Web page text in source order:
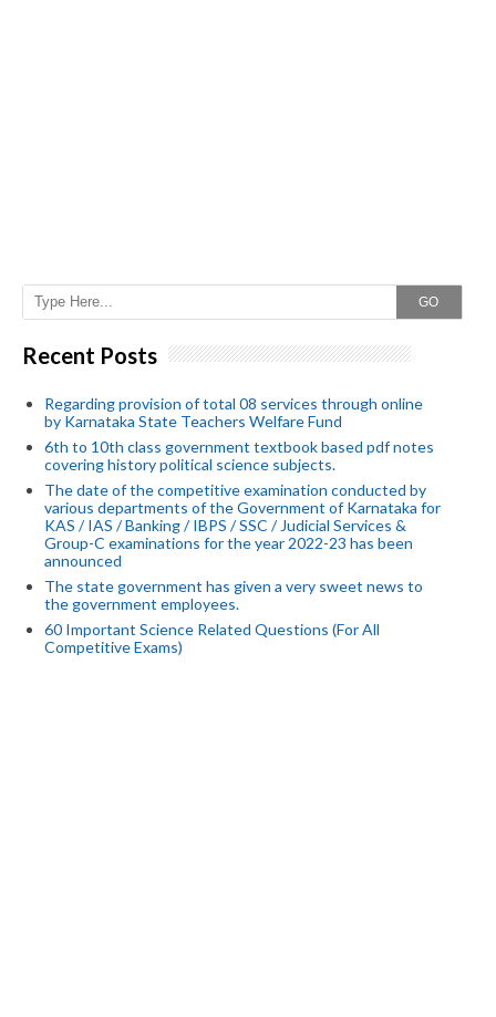
GO
Recent Posts
Regarding provision of total 08 services through online
by Karnataka State Teachers Welfare Fund
6th to 10th class government textbook based pdf notes
covering history political science subjects.
The date of the competitive examination conducted by
various departments of the Government of Karnataka for
KAS / IAS / Banking / IBPS / SSC / Judicial Services &
Group-C examinations for the year 2022-23 has been
announced
The state government has given a very sweet news to
the government employees.
60 Important Science Related Questions (For All
Competitive Exams)